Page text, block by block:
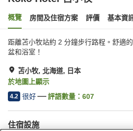
概覽 房間及住宿方案 評價 基本資
距離苫小牧站約 2 分鐘步行路程。舒適
盆和浴室！
苫小牧, 北海道, 日本
於地圖上顯示
4.2 很好 評語數量： 607
住宿設施